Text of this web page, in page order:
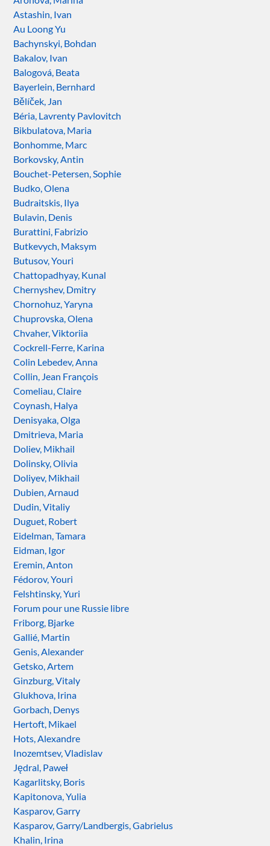
Astashin, Ivan
Au Loong Yu
Bachynskyi, Bohdan
Bakalov, Ivan
Balogová, Beata
Bayerlein, Bernhard
Bělíček, Jan
Béria, Lavrenty Pavlovitch
Bikbulatova, Maria
Bonhomme, Marc
Borkovsky, Antin
Bouchet-Petersen, Sophie
Budko, Olena
Budraitskis, Ilya
Bulavin, Denis
Burattini, Fabrizio
Butkevych, Maksym
Butusov, Youri
Chattopadhyay, Kunal
Chernyshev, Dmitry
Chornohuz, Yaryna
Chuprovska, Olena
Chvaher, Viktoriia
Cockrell-Ferre, Karina
Colin Lebedev, Anna
Collin, Jean François
Comeliau, Claire
Coynash, Halya
Denisyaka, Olga
Dmitrieva, Maria
Doliev, Mikhail
Dolinsky, Olivia
Doliyev, Mikhail
Dubien, Arnaud
Dudin, Vitaliy
Duguet, Robert
Eidelman, Tamara
Eidman, Igor
Eremin, Anton
Fédorov, Youri
Felshtinsky, Yuri
Forum pour une Russie libre
Friborg, Bjarke
Gallié, Martin
Genis, Alexander
Getsko, Artem
Ginzburg, Vitaly
Glukhova, Irina
Gorbach, Denys
Hertoft, Mikael
Hots, Alexandre
Inozemtsev, Vladislav
Jędral, Paweł
Kagarlitsky, Boris
Kapitonova, Yulia
Kasparov, Garry
Kasparov, Garry/Landbergis, Gabrielus
Khalin, Irina